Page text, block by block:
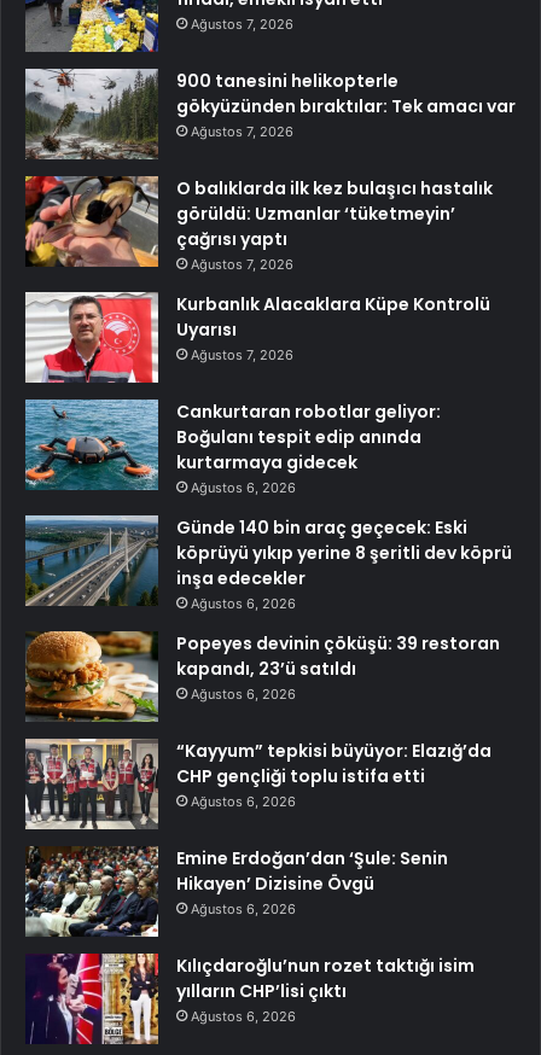
Ağustos 7, 2026
900 tanesini helikopterle
gökyüzünden bıraktılar: Tek amacı var
Ağustos 7, 2026
O balıklarda ilk kez bulaşıcı hastalık
görüldü: Uzmanlar ‘tüketmeyin’
çağrısı yaptı
Ağustos 7, 2026
Kurbanlık Alacaklara Küpe Kontrolü
Uyarısı
Ağustos 7, 2026
Cankurtaran robotlar geliyor:
Boğulanı tespit edip anında
kurtarmaya gidecek
Ağustos 6, 2026
Günde 140 bin araç geçecek: Eski
köprüyü yıkıp yerine 8 şeritli dev köprü
inşa edecekler
Ağustos 6, 2026
Popeyes devinin çöküşü: 39 restoran
kapandı, 23’ü satıldı
Ağustos 6, 2026
“Kayyum” tepkisi büyüyor: Elazığ’da
CHP gençliği toplu istifa etti
Ağustos 6, 2026
Emine Erdoğan’dan ‘Şule: Senin
Hikayen’ Dizisine Övgü
Ağustos 6, 2026
Kılıçdaroğlu’nun rozet taktığı isim
yılların CHP’lisi çıktı
Ağustos 6, 2026